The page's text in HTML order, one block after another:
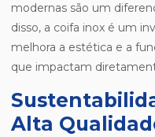
modernas são um
disso, a coifa inox é um
melhora a estética e a
que impactam
Alta